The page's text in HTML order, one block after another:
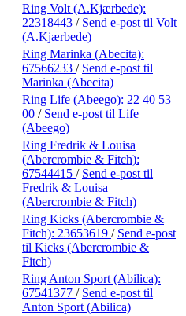
Ring Volt (A.Kjærbede):
22318443 / Send e-post til Volt
(A.Kjærbede)
Ring Marinka (Abecita):
67566233 / Send e-post til
Marinka (Abecita)
Ring Life (Abeego): 22 40 53
00 / Send e-post til Life
(Abeego)
Ring Fredrik & Louisa
(Abercrombie & Fitch):
67544415 / Send e-post til
Fredrik & Louisa
(Abercrombie & Fitch)
Ring Kicks (Abercrombie &
Fitch): 23653619 / Send e-post
til Kicks (Abercrombie &
Fitch)
Ring Anton Sport (Abilica):
67541377 / Send e-post til
Anton Sport (Abilica)